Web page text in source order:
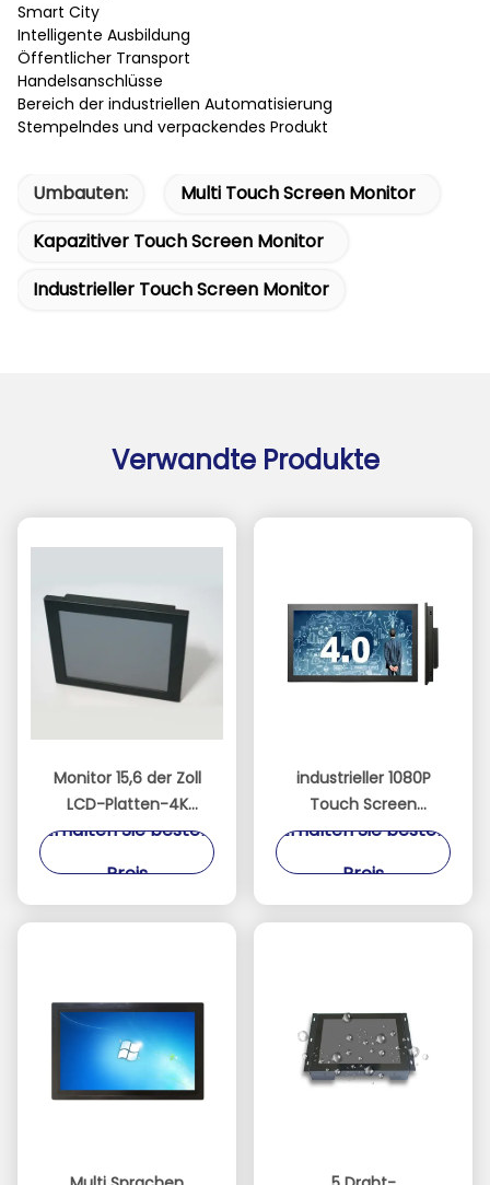
Smart City
Intelligente Ausbildung
Öffentlicher Transport
Handelsanschlüsse
Bereich der industriellen Automatisierung
Stempelndes und verpackendes Produkt
Umbauten:
Multi Touch Screen Monitor
Kapazitiver Touch Screen Monitor
Industrieller Touch Screen Monitor
Verwandte Produkte
Monitor 15,6 der Zoll
LCD-Platten-4K
3840*2160
des Bildschirm-
Erhalten Sie besten
Preis
industrieller 1080P
Touch Screen
Monitor-/Noten-
Stützhimbeeren-PU
Erhalten Sie besten
Preis